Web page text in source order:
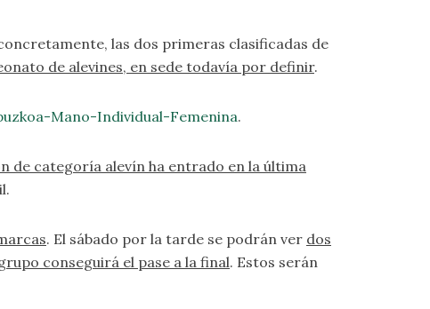
las dos primeras clasificadas de
de alevines, en sede todavía por definir.
Mano-Individual-Femenina.
de categoría alevín ha entrado en la última
. El sábado por la tarde se podrán ver dos
conseguirá el pase a la final. Estos serán